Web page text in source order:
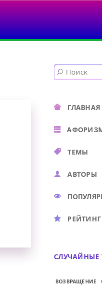
ГЛАВНАЯ
ТЕМЫ
АВТОРЫ
РЕЙТИНГ
СЛУЧАЙНЫЕ
ВОЗВРАЩЕНИЕ